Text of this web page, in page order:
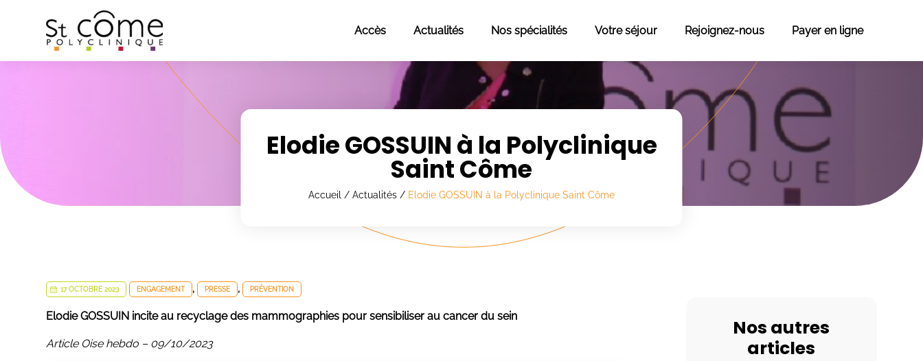
Accès Actualités Nos spécialités Votre séjour Rejoignez-nous Payer en ligne
Elodie GOSSUIN à la Polyclinique
Saint Côme
Accueil / Actualités / Elodie GOSSUIN à la Polyclinique Saint Côme
17 OCTOBRE 2023 ENGAGEMENT , PRESSE , PRÉVENTION
Elodie GOSSUIN incite au recyclage des mammographies pour sensibiliser au cancer du sein
Article Oise hebdo – 09/10/2023
Nos autres
articles